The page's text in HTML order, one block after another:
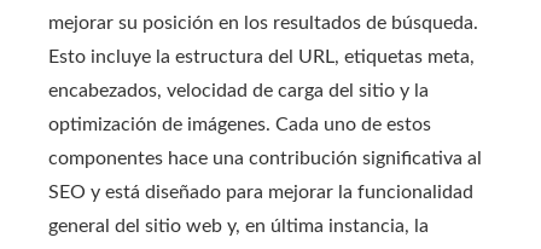
mejorar su posición en los resultados de búsqueda.
Esto incluye la estructura del URL, etiquetas meta,
encabezados, velocidad de carga del sitio y la
optimización de imágenes. Cada uno de estos
componentes hace una contribución significativa al
SEO y está diseñado para mejorar la funcionalidad
general del sitio web y, en última instancia, la